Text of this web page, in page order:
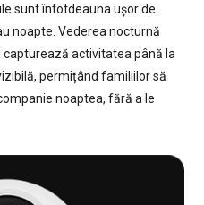
sunt întotdeauna ușor de
noapte. Vederea nocturnă
activitatea până la
permițând familiilor să
noaptea, fără a le